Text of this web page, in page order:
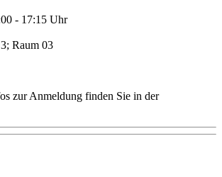
- 17:15 Uhr
Raum 03
zur Anmeldung finden Sie in der